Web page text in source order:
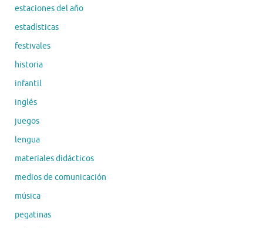
estaciones del año
estadísticas
festivales
historia
infantil
inglés
juegos
lengua
materiales didácticos
medios de comunicación
música
pegatinas